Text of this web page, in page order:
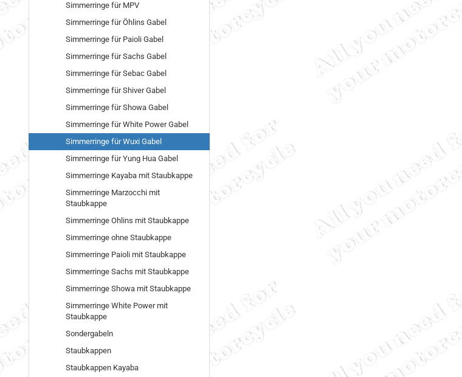
Simmerringe für MPV
Simmerringe für Öhlins Gabel
Simmerringe für Paioli Gabel
Simmerringe für Sachs Gabel
Simmerringe für Sebac Gabel
Simmerringe für Shiver Gabel
Simmerringe für Showa Gabel
Simmerringe für White Power Gabel
Simmerringe für Wuxi Gabel
Simmerringe für Yung Hua Gabel
Simmerringe Kayaba mit Staubkappe
Simmerringe Marzocchi mit
Staubkappe
Simmerringe Ohlins mit Staubkappe
Simmerringe ohne Staubkappe
Simmerringe Paioli mit Staubkappe
Simmerringe Sachs mit Staubkappe
Simmerringe Showa mit Staubkappe
Simmerringe White Power mit
Staubkappe
Sondergabeln
Staubkappen
Staubkappen Kayaba